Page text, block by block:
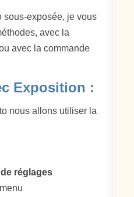
sous-exposée, je vous
avec la
avec la commande
Exposition :
nous allons utiliser la
réglages